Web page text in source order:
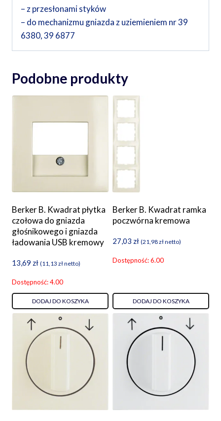
– z przesłonami styków
– do mechanizmu gniazda z uziemieniem nr 39
6380, 39 6877
Podobne produkty
Berker B. Kwadrat płytka
czołowa do gniazda
głośnikowego i gniazda
ładowania USB kremowy
13,69 zł (11,13 złnetto)
Dostępność: 4.00
DODAJ DO KOSZYKA
Berker B. Kwadrat ramka
poczwórna kremowa
27,03 zł (21,98złnetto)
Dostępność: 6.00
DODAJ DO KOSZYKA